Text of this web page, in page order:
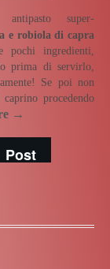
antipasto super-
e robiola di capra
ingredienti,
prima di servirlo,
Se poi non
procedendo
→
Post